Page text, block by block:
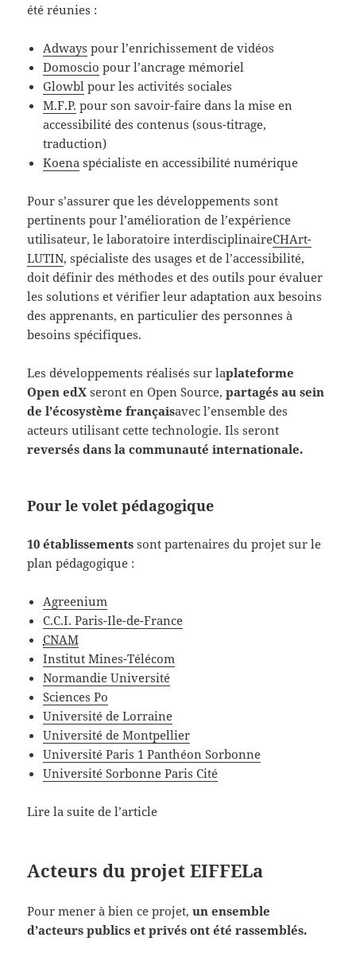
été réunies :
Adways pour l’enrichissement de vidéos
Domoscio pour l’ancrage mémoriel
Glowbl pour les activités sociales
M.F.P. pour son savoir-faire dans la mise en
accessibilité des contenus (sous-titrage,
traduction)
Koena spécialiste en accessibilité numérique
Pour s’assurer que les développements sont
pertinents pour l’amélioration de l’expérience
utilisateur, le laboratoire interdisciplinaireCHArt-
LUTIN, spécialiste des usages et de l’accessibilité,
doit définir des méthodes et des outils pour évaluer
les solutions et vérifier leur adaptation aux besoins
des apprenants, en particulier des personnes à
besoins spécifiques.
Les développements réalisés sur laplateforme
Open edX seront en Open Source,partagés au sein
de l’écosystème françaisavec l’ensemble des
acteurs utilisant cette technologie. Ils seront
reversés dans la communauté internationale.
Pour le volet pédagogique
10 établissements sont partenaires du projet sur le
plan pédagogique :
Agreenium
C.C.I. Paris-Ile-de-France
CNAM
Institut Mines-Télécom
Normandie Université
Sciences Po
Université de Lorraine
Université de Montpellier
Université Paris 1 Panthéon Sorbonne
Université Sorbonne Paris Cité
Lire la suite de l’article
Acteurs du projet EIFFELa
Pour mener à bien ce projet,un ensemble
d’acteurs publics et privés ont été rassemblés.